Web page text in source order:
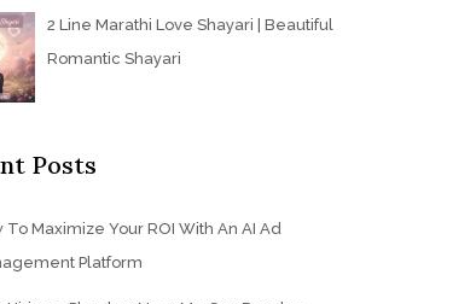
2 Line Marathi Love Shayari | Beautiful
Romantic Shayari
Posts
To Maximize Your ROI With An AI Ad
Platform